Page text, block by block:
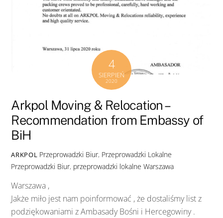
4
SIERPIEŃ
2020
Arkpol Moving & Relocation –
Recommendation from Embassy of
BiH
ARKPOL Przeprowadzki Biur, Przeprowadzki Lokalne
Przeprowadzki Biur, przeprowadzki lokalne Warszawa
Warszawa ,
Jakże miło jest nam poinformować , że dostaliśmy list z
podziękowaniami z Ambasady Bośni i Hercegowiny .